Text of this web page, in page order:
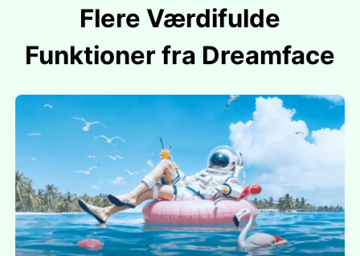
Flere Værdifulde
Funktioner fra Dreamface